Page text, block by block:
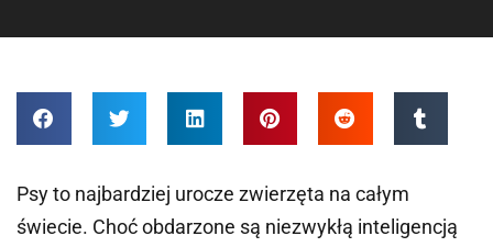
Psy to najbardziej urocze zwierzęta na całym
świecie. Choć obdarzone są niezwykłą inteligencją